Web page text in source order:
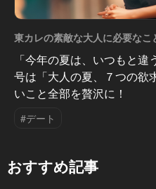
東カレの素敵な大人に必要なこ
「今年の夏は、いつもと違
号は「大人の夏、７つの欲
いこと全部を贅沢に！
#デート
おすすめ記事